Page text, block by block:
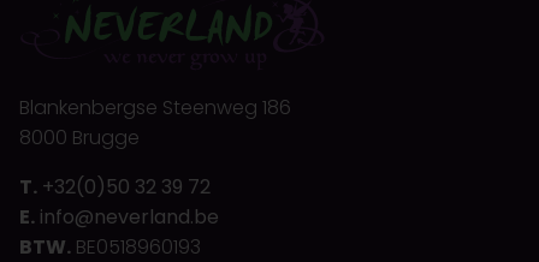
Blankenbergse Steenweg 186
8000 Brugge
T. +32(0)50 32 39 72
E. info@neverland.be
BTW. BE0518960193